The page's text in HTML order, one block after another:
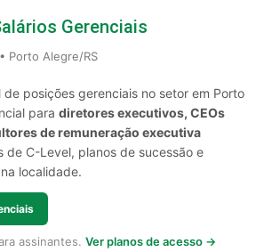
Gerenciais
Porto Alegre/RS
de posições gerenciais no setor em Porto
para diretores executivos, CEOs
de remuneração executiva
de C-Level, planos de sucessão e
localidade.
assinantes. Ver planos de acesso →